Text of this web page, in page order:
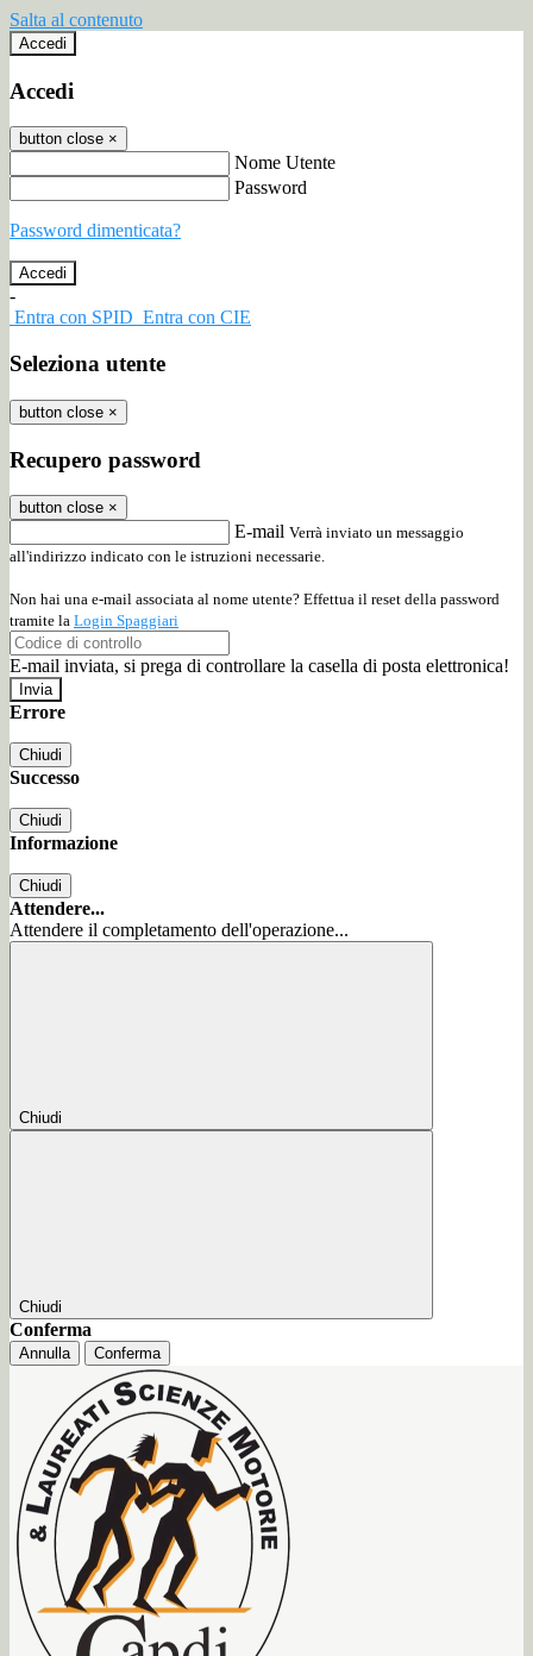
Salta al contenuto
Accedi
Accedi
button close ×
Nome Utente
Password
Password dimenticata?
-
Entra con SPID Entra con CIE
Seleziona utente
button close ×
Recupero password
button close ×
E-mail Verrà inviato un messaggio
all'indirizzo indicato con le istruzioni necessarie.
Non hai una e-mail associata al nome utente? Effettua il reset della password
tramite la Login Spaggiari
E-mail inviata, si prega di controllare la casella di posta elettronica!
Errore
Chiudi
Successo
Chiudi
Informazione
Chiudi
Attendere...
Attendere il completamento dell'operazione...
Chiudi
Chiudi
Conferma
Annulla Conferma